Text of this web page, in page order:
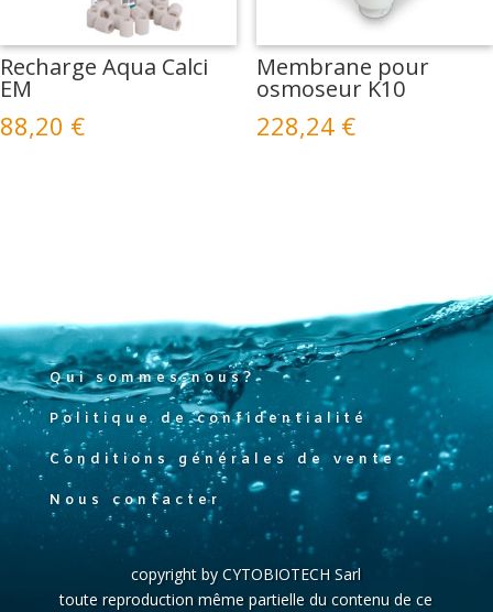
Recharge Aqua Calci
EM
88,20 €
Membrane pour
osmoseur K10
228,24 €
Qui sommes-nous?
Politique de confidentialité
Conditions générales de vente
Nous contacter
copyright by CYTOBIOTECH Sarl
toute reproduction même partielle du contenu de ce